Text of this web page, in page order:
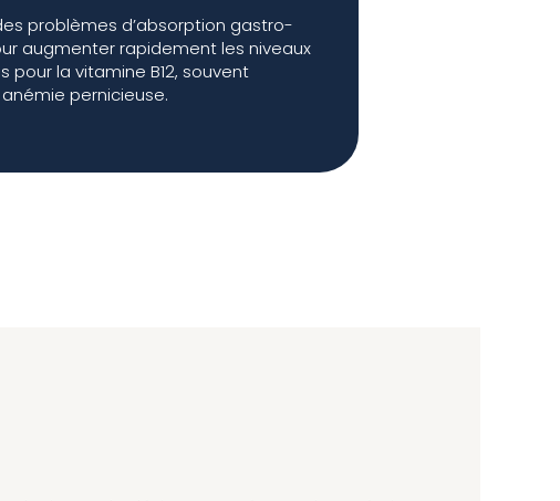
problèmes d’absorption gastro-
augmenter rapidement les niveaux
la vitamine B12, souvent
pernicieuse.